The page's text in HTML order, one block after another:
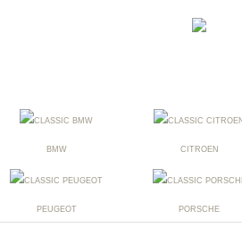
BMW CITROEN
PEUGEOT PORSCHE